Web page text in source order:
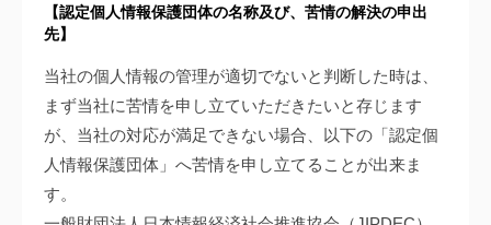
【認定個人情報保護団体の名称及び、苦情の解決の申出
先】
当社の個人情報の管理が適切でないと判断した時は、
まず当社に苦情を申し立ていただきたいと存じます
が、当社の対応が満足できない場合、以下の「認定個
人情報保護団体」へ苦情を申し立てることが出来ま
す。